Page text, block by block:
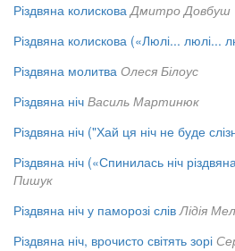
Різдвяна колискова Дмитро Довбуш
Різдвяна колискова («Люлі... люлі...
Різдвяна молитва Олеся Білоус
Різдвяна ніч Василь Мартинюк
Різдвяна ніч ("Хай ця ніч не буде
Різдвяна ніч («Спинилась ніч
Пишук
Різдвяна ніч у паморозі слів Лідія
Різдвяна ніч, врочисто світять зорі